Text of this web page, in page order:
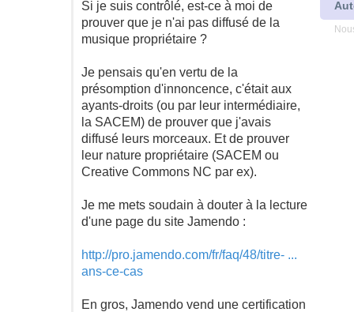
Si je suis contrôlé, est-ce à moi de
prouver que je n'ai pas diffusé de la
musique propriétaire ?
Je pensais qu'en vertu de la
présomption d'innoncence, c'était aux
ayants-droits (ou par leur intermédiaire,
la SACEM) de prouver que j'avais
diffusé leurs morceaux. Et de prouver
leur nature propriétaire (SACEM ou
Creative Commons NC par ex).
Je me mets soudain à douter à la lecture
d'une page du site Jamendo :
http://pro.jamendo.com/fr/faq/48/titre- ...
ans-ce-cas
En gros, Jamendo vend une certification